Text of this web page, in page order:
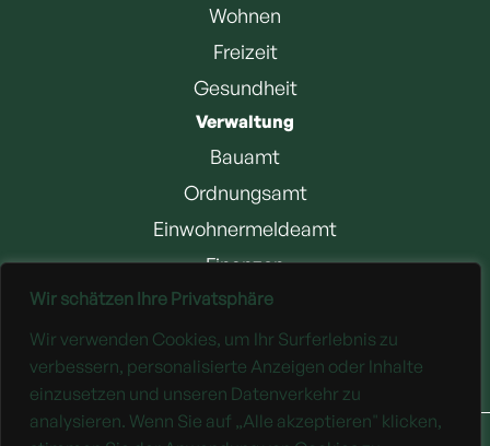
Wir schätzen Ihre Privatsphäre
Wir verwenden Cookies, um Ihr Surferlebnis zu
verbessern, personalisierte Anzeigen oder Inhalte
einzusetzen und unseren Datenverkehr zu
analysieren. Wenn Sie auf „Alle akzeptieren" klicken,
Wohnen
Freizeit
Gesundheit
Verwaltung
Bauamt
Ordnungsamt
Einwohnermeldeamt
Finanzen
Jobangebote
Downloads